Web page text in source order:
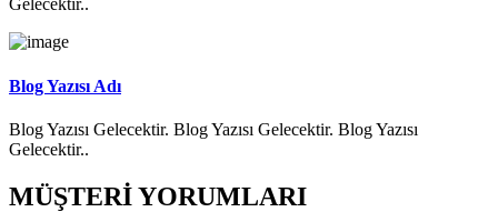
Gelecektir..
Blog Yazısı Adı
Blog Yazısı Gelecektir. Blog Yazısı Gelecektir. Blog Yazısı
Gelecektir..
MÜŞTERİ YORUMLARI